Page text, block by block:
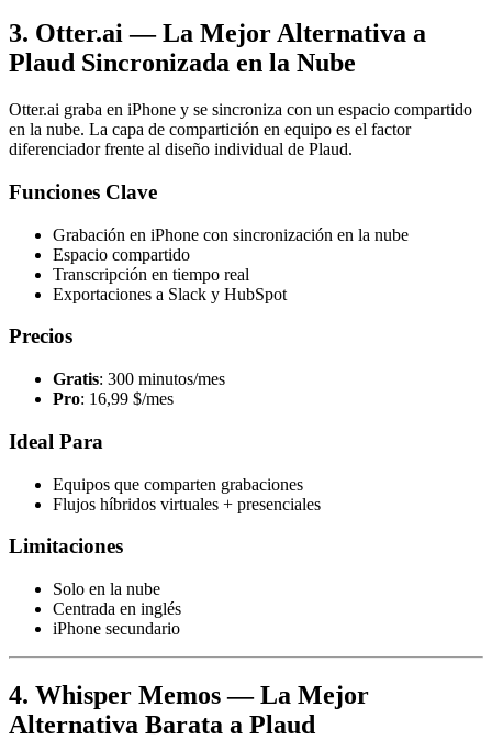
3. Otter.ai — La Mejor Alternativa a
Plaud Sincronizada en la Nube
Otter.ai graba en iPhone y se sincroniza con un espacio compartido
en la nube. La capa de compartición en equipo es el factor
diferenciador frente al diseño individual de Plaud.
Funciones Clave
Grabación en iPhone con sincronización en la nube
Espacio compartido
Transcripción en tiempo real
Exportaciones a Slack y HubSpot
Precios
Gratis: 300 minutos/mes
Pro: 16,99 $/mes
Ideal Para
Equipos que comparten grabaciones
Flujos híbridos virtuales + presenciales
Limitaciones
Solo en la nube
Centrada en inglés
iPhone secundario
4. Whisper Memos — La Mejor
Alternativa Barata a Plaud